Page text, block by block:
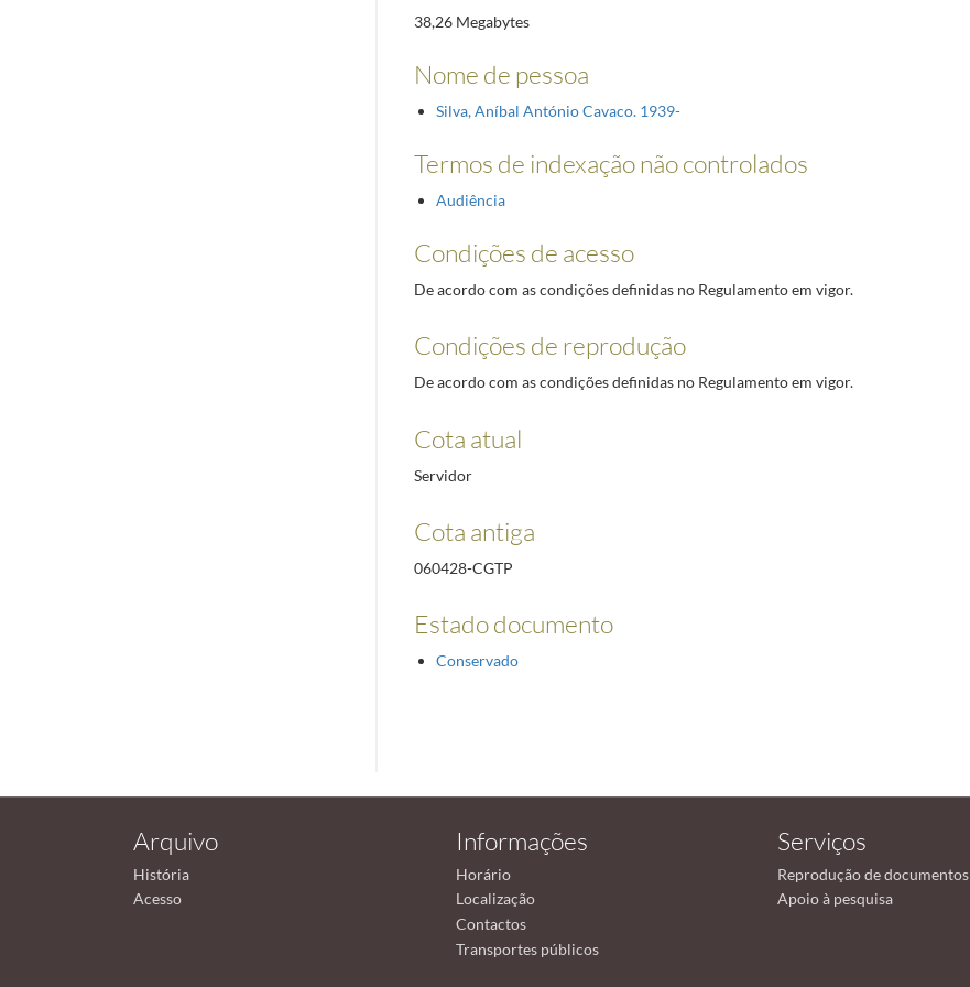
38,26 Megabytes
Nome de pessoa
Silva, Aníbal António Cavaco. 1939-
Termos de indexação não controlados
Audiência
Condições de acesso
De acordo com as condições definidas no Regulamento em vigor.
Condições de reprodução
De acordo com as condições definidas no Regulamento em vigor.
Cota atual
Servidor
Cota antiga
060428-CGTP
Estado documento
Conservado
Arquivo
História
Acesso
Informações
Horário
Localização
Contactos
Transportes públicos
Serviços
Reprodução de documentos
Apoio à pesquisa